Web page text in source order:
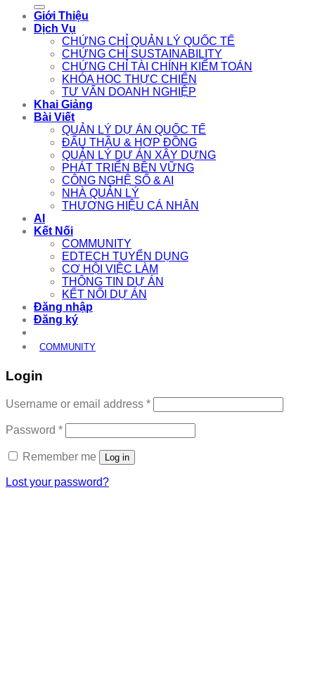
Giới Thiệu
Dịch Vụ
CHỨNG CHỈ QUẢN LÝ QUỐC TẾ
CHỨNG CHỈ SUSTAINABILITY
CHỨNG CHỈ TÀI CHÍNH KIỂM TOÁN
KHÓA HỌC THỰC CHIẾN
TƯ VẤN DOANH NGHIỆP
Khai Giảng
Bài Viết
QUẢN LÝ DỰ ÁN QUỐC TẾ
ĐẤU THẦU & HỢP ĐỒNG
QUẢN LÝ DỰ ÁN XÂY DỰNG
PHÁT TRIỂN BỀN VỮNG
CÔNG NGHỆ SỐ & AI
NHÀ QUẢN LÝ
THƯƠNG HIỆU CÁ NHÂN
AI
Kết Nối
COMMUNITY
EDTECH TUYỂN DỤNG
CƠ HỘI VIỆC LÀM
THÔNG TIN DỰ ÁN
KẾT NỐI DỰ ÁN
Đăng nhập
Đăng ký
COMMUNITY
Login
Username or email address *Required
Password *Required
Remember me Log in
Lost your password?